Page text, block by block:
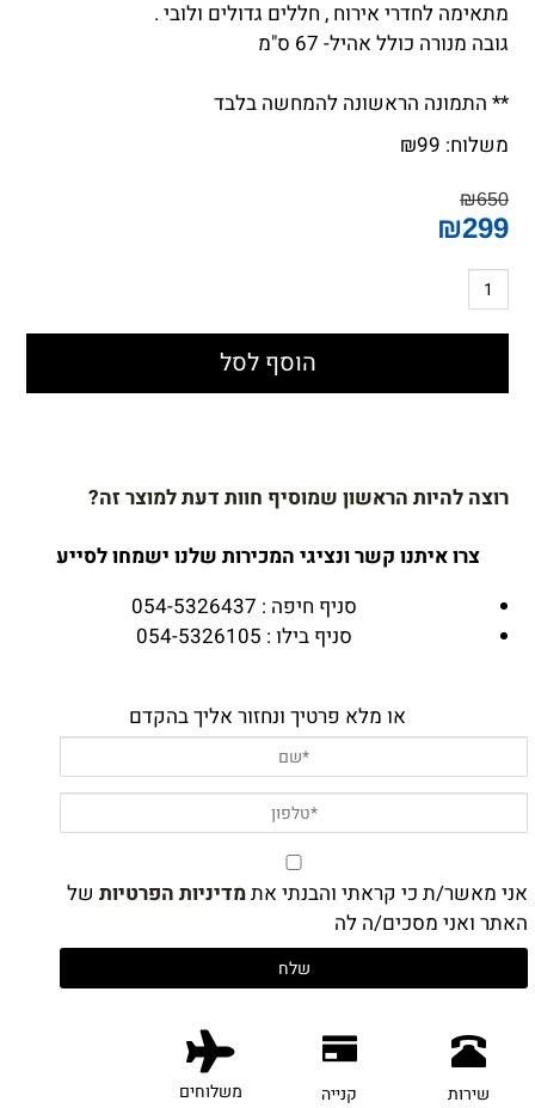
מתאימה לחדרי אירוח , חללים גדולים ולובי .
גובה מנורה כולל אהיל- 67 ס"מ
** התמונה הראשונה להמחשה בלבד
משלוח:
₪99
₪650
₪299
הוסף לסל
רוצה להיות הראשון שמוסיף חוות דעת למוצר זה?
צרו איתנו קשר ונציגי המכירות שלנו ישמחו לסייע
סניף חיפה : 054-5326437
סניף בילו : 054-5326105
או מלא פרטיך ונחזור אליך בהקדם
אני מאשר/ת כי קראתי והבנתי אתמדיניות הפרטיות של
האתר ואני מסכים/ה לה
שירות
קנייה
משלוחים